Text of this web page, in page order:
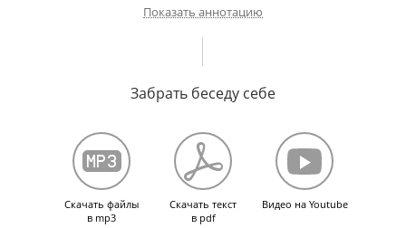
фотографии. Денежная реформа 1947 года.
Учеба в школе. Чтение книг, интерес к философии.
Учеба в Университете. Рецензия на книгу Георга Лукача «Молодой
Гегель». Окончание учебы и венгерские события.
Об Эвальде Ильенкове, Михаиле Лифшице и Александре
Показать аннотацию
Забрать беседу себе
Скачать файлы
в mp3
Скачать текст
в pdf
Видео на Youtube